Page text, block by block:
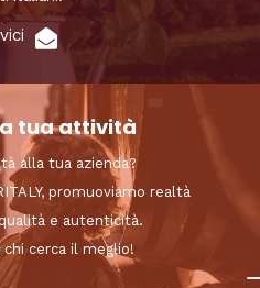
tua attività
alla tua azienda?
promuoviamo realtà
e autenticità.
cerca il meglio!